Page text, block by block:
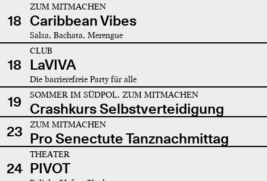
18
ZUM MITMACHEN
Caribbean Vibes
Salsa, Bachata, Merengue
18
CLUB
LaVIVA
Die barrierefreie Party für alle
19 SOMMER IM SÜDPOL, ZUM MITMACHEN
Crashkurs Selbstverteidigung
23
ZUM MITMACHEN
Pro Senectute Tanznachmittag
24
THEATER
PIVOT